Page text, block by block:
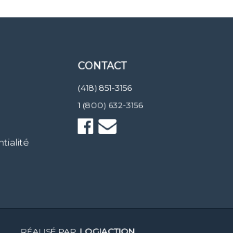
CONTACT
(418) 851-3156
1 (800) 632-3156